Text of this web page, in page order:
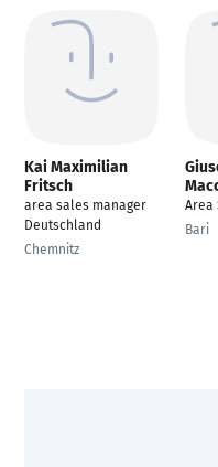
Kai Maximilian
Fritsch
area sales manager
Deutschland
Chemnitz
Area
Bari